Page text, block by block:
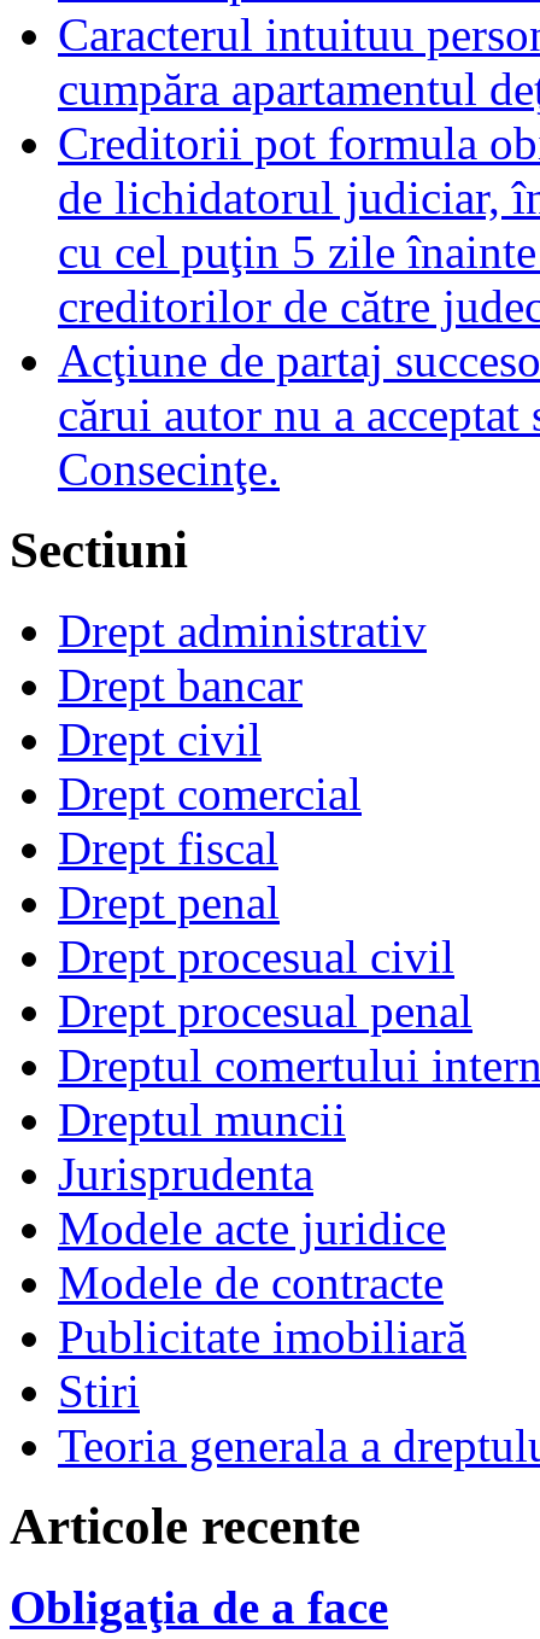
Caracterul intuituu
cumpăra apartamentul
Creditorii pot formula
de lichidatorul judiciar,
cu cel puţin 5 zile
creditorilor de către
Acţiune de partaj
cărui autor nu a
Consecinţe.
Sectiuni
Drept administrativ
Drept bancar
Drept civil
Drept comercial
Drept fiscal
Drept penal
Drept procesual civil
Drept procesual penal
Dreptul comertului
Dreptul muncii
Jurisprudenta
Modele acte juridice
Modele de contracte
Publicitate imobiliară
Stiri
Teoria generala a
Articole recente
Obligaţia de a face